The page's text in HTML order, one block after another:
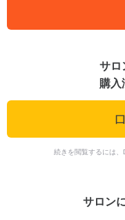
サロ
購入
続きを閲覧するには、
サロン